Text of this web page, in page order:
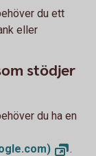
du ett
eller
stödjer
du ha en
.